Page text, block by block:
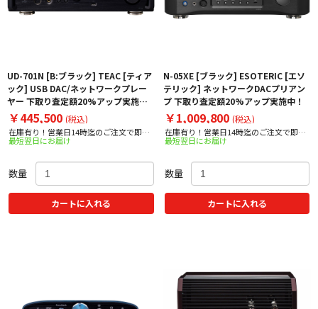
UD-701N [B:ブラック] TEAC [ティア
ック] USB DAC/ネットワークプレー
ヤー 下取り査定額20%アップ実施
中！
￥445,500 (税込)
在庫有り！営業日14時迄のご注文で即日
出荷！
最短翌日にお届け
数量
カートに入れる
N-05XE [ブラック] ESOTERIC [エソ
テリック] ネットワークDACプリアン
プ 下取り査定額20%アップ実施中！
￥1,009,800 (税込)
在庫有り！営業日14時迄のご注文で即日
出荷！
最短翌日にお届け
数量
カートに入れる